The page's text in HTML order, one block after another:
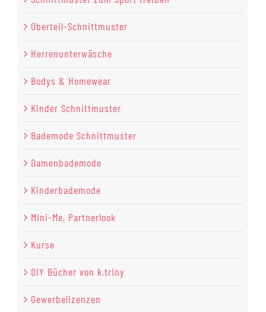
Oberteil-Schnittmuster
Herrenunterwäsche
Bodys & Homewear
Kinder Schnittmuster
Bademode Schnittmuster
Damenbademode
Kinderbademode
Mini-Me, Partnerlook
Kurse
DIY Bücher von k.triny
Gewerbelizenzen